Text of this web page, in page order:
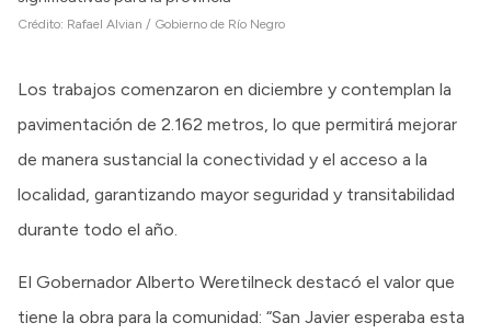
Crédito: Rafael Alvian / Gobierno de Río Negro
Los trabajos comenzaron en diciembre y contemplan la
pavimentación de 2.162 metros, lo que permitirá mejorar
de manera sustancial la conectividad y el acceso a la
localidad, garantizando mayor seguridad y transitabilidad
durante todo el año.
El Gobernador Alberto Weretilneck destacó el valor que
tiene la obra para la comunidad: “San Javier esperaba esta